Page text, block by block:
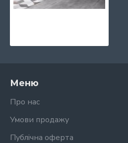
Меню
Про нас
Умови продажу
Публічна оферта